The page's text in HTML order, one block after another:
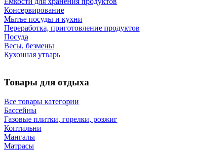
Консервирование
Мытье посуды и кухни
Переработка, приготовление продуктов
Посуда
Весы, безмены
Кухонная утварь
Товары для отдыха
Все товары категории
Бассейны
Газовые плитки, горелки, розжиг
Коптильни
Мангалы
Матрасы